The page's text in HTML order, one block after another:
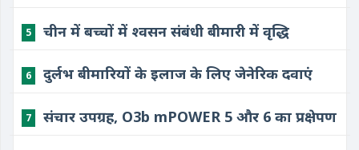
5 चीन में बच्चों में श्वसन संबंधी बीमारी में वृद्धि
6 दुर्लभ बीमारियों के इलाज के लिए जेनेरिक दवाएं
7 संचार उपग्रह, O3b mPOWER 5 और 6 का प्रक्षेपण